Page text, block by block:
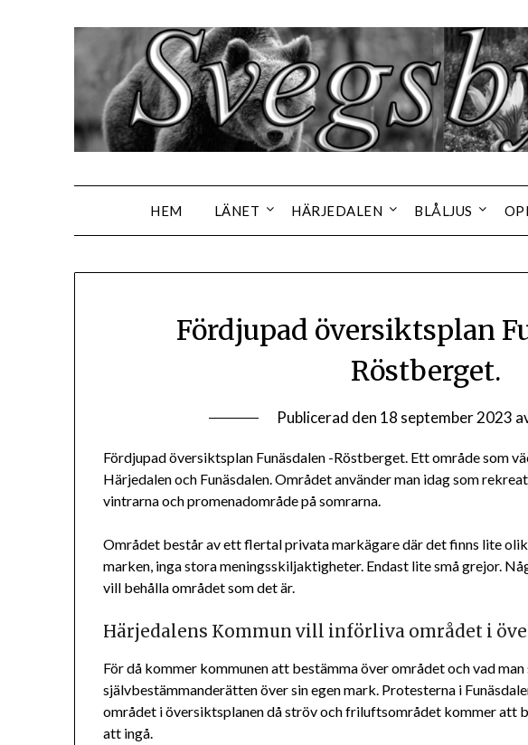
HEM LÄNET HÄRJEDALEN BLÅLJUS
Fördjupad översiktsplan
Röstberget.
Publicerad den 18 september 2023
Fördjupad översiktsplan Funäsdalen -Röstberget. Ett område som
Härjedalen och Funäsdalen. Området använder man idag som
vintrarna och promenadområde på somrarna.
Området består av ett flertal privata markägare där det finns lite
marken, inga stora meningsskiljaktigheter. Endast lite små grejor.
vill behålla området som det är.
Härjedalens Kommun vill införliva området i
För då kommer kommunen att bestämma över området och vad
självbestämmanderätten över sin egen mark. Protesterna i
området i översiktsplanen då ströv och friluftsområdet kommer att
att ingå.